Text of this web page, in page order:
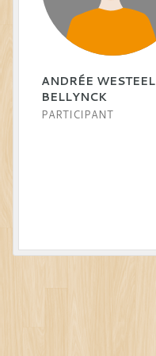
ANDRÉE WESTEEL
BELLYNCK
PARTICIPANT